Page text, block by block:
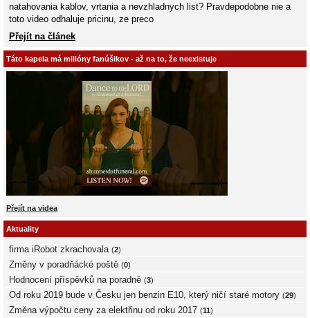
natahovania kablov, vrtania a nevzhladnych list? Pravdepodobne nie a
toto video odhaluje pricinu, ze preco
Přejít na článek
Táto kapela má milióny fanúšikov - až na to, že neexistuje
Přejít na videa
Aktuality
firma iRobot zkrachovala (2)
Změny v poradňácké poště (0)
Hodnocení příspěvků na poradně (3)
Od roku 2019 bude v Česku jen benzin E10, který ničí staré motory (29)
Změna výpočtu ceny za elektřinu od roku 2017 (11)